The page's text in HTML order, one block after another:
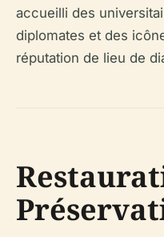
accueilli des
diplomates et des
réputation de lieu de